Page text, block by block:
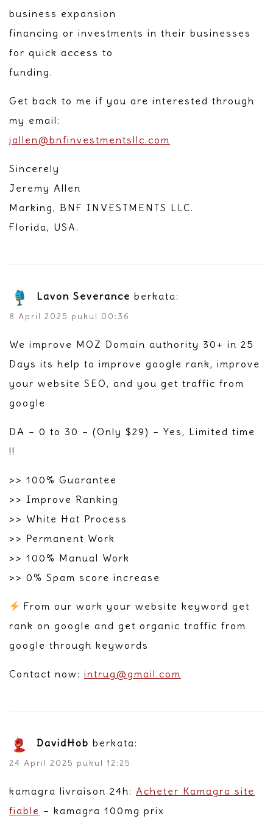
business expansion
financing or investments in their businesses
for quick access to
funding.
Get back to me if you are interested through
my email:
jallen@bnfinvestmentsllc.com
Sincerely
Jeremy Allen
Marking, BNF INVESTMENTS LLC.
Florida, USA.
Lavon Severance berkata:
8 April 2025 pukul 00:36
We improve MOZ Domain authority 30+ in 25
Days its help to improve google rank, improve
your website SEO, and you get traffic from
google
DA – 0 to 30 – (Only $29) – Yes, Limited time
!!
>> 100% Guarantee
>> Improve Ranking
>> White Hat Process
>> Permanent Work
>> 100% Manual Work
>> 0% Spam score increase
From our work your website keyword get
rank on google and get organic traffic from
google through keywords
Contact now: intrug@gmail.com
DavidHob berkata:
24 April 2025 pukul 12:25
kamagra livraison 24h: Acheter Kamagra site
fiable – kamagra 100mg prix